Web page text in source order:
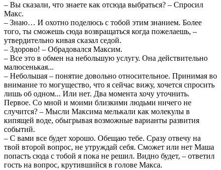
– Вы сказали, что знаете как отсюда выбраться? – Спросил
Макс.
– Знаю… И охотно поделюсь с тобой этим знанием. Более
того, ты сможешь сюда возвращаться когда пожелаешь, –
утвердительно кивая сказал седой.
– Здорово! – Обрадовался Максим.
– Все это в обмен на небольшую услугу. Она действительно
малюсенькая...
– Небольшая – понятие довольно относительное. Принимая во
внимание то могущество, что я сейчас вижу, хочется спросить
лишь об одном... Или нет. Два момента хочу уточнить.
Первое. Со мной и моими близкими людьми ничего не
случится? – Мысли Максима мелькали как молекулы в
кипящей воде, обыгрывая возможные варианты развития
событий.
– С вами все будет хорошо. Обещаю тебе. Сразу отвечу на
твой второй вопрос, не утруждай себя. Сможет или нет Маша
попасть сюда с тобой я пока не решил. Видно будет, – ответил
гость на вопрос, крутившийся в голове Макса.